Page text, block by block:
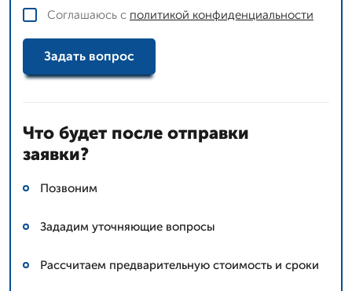
Соглашаюсь с политикой конфиденциальности
Задать вопрос
Что будет после отправки
заявки?
Позвоним
Зададим уточняющие вопросы
Рассчитаем предварительную стоимость и сроки